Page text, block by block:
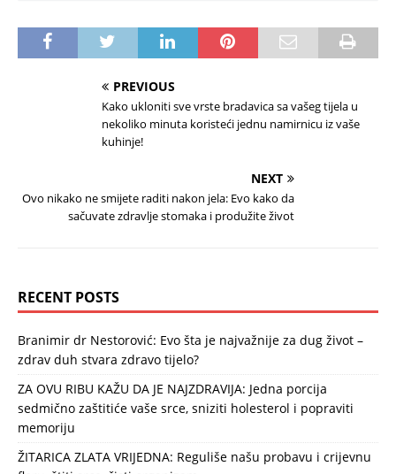
PREVIOUS
Kako ukloniti sve vrste bradavica sa vašeg tijela u
nekoliko minuta koristeći jednu namirnicu iz vaše
kuhinje!
NEXT
Ovo nikako ne smijete raditi nakon jela: Evo kako da
sačuvate zdravlje stomaka i produžite život
RECENT POSTS
Branimir dr Nestorović: Evo šta je najvažnije za dug život –
zdrav duh stvara zdravo tijelo?
ZA OVU RIBU KAŽU DA JE NAJZDRAVIJA: Jedna porcija
sedmično zaštitiće vaše srce, sniziti holesterol i popraviti
memoriju
ŽITARICA ZLATA VRIJEDNA: Reguliše našu probavu i crijevnu